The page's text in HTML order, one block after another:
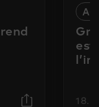
est
18.